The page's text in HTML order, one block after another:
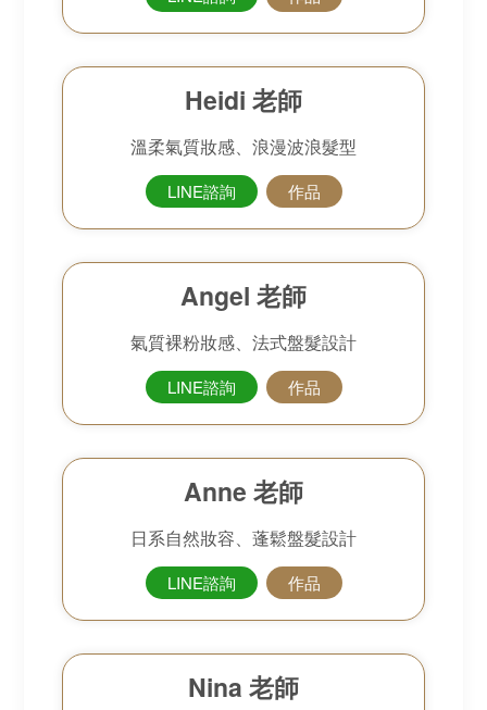
Heidi 老師
溫柔氣質妝感、浪漫波浪髮型
LINE諮詢 作品
Angel 老師
氣質裸粉妝感、法式盤髮設計
LINE諮詢 作品
Anne 老師
日系自然妝容、蓬鬆盤髮設計
LINE諮詢 作品
Nina 老師